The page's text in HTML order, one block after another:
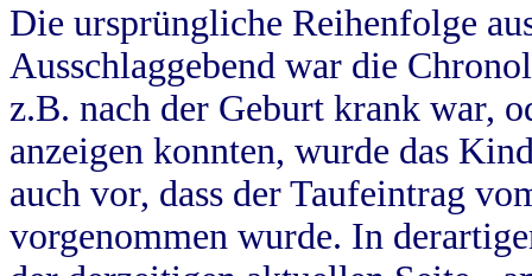
Die ursprüngliche Reihenfolge
Ausschlaggebend war die
z.B. nach der Geburt krank war,
anzeigen konnten, wurde das
auch vor, dass der Taufeintrag
vorgenommen wurde. In